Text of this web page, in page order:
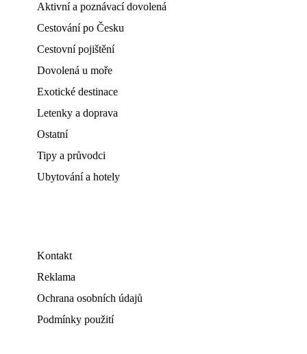
Aktivní a poznávací dovolená
Cestování po Česku
Cestovní pojištění
Dovolená u moře
Exotické destinace
Letenky a doprava
Ostatní
Tipy a průvodci
Ubytování a hotely
Kontakt
Reklama
Ochrana osobních údajů
Podmínky použití